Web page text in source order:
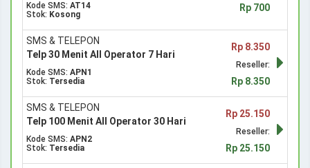
Kode SMS: AT14
Stok: Kosong
Rp 700
SMS & TELEPON
Telp 30 Menit All Operator 7 Hari
Kode SMS: APN1
Stok: Tersedia
Rp 8.350
Reseller:
Rp 8.350
SMS & TELEPON
Telp 100 Menit All Operator 30 Hari
Kode SMS: APN2
Stok: Tersedia
Rp 25.150
Reseller:
Rp 25.150